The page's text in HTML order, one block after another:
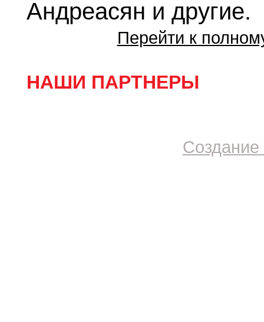
Андреасян и другие.
Перейти к
НАШИ ПАРТНЕРЫ
Создание